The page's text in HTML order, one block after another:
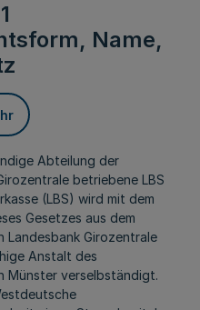
Name,
Abteilung der
betriebene LBS
(LBS) wird mit dem
Gesetzes aus dem
Landesbank Girozentrale
Anstalt des
Münster verselbständigt.